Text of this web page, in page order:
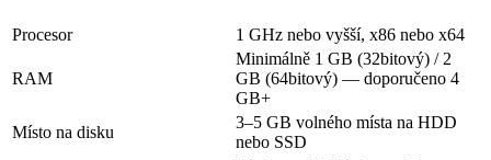
Procesor 1 GHz nebo vyšší, x86 nebo x64
RAM
Minimálně 1 GB (32bitový) / 2
GB (64bitový) — doporučeno 4
GB+
Místo na disku
3–5 GB volného místa na HDD
nebo SSD